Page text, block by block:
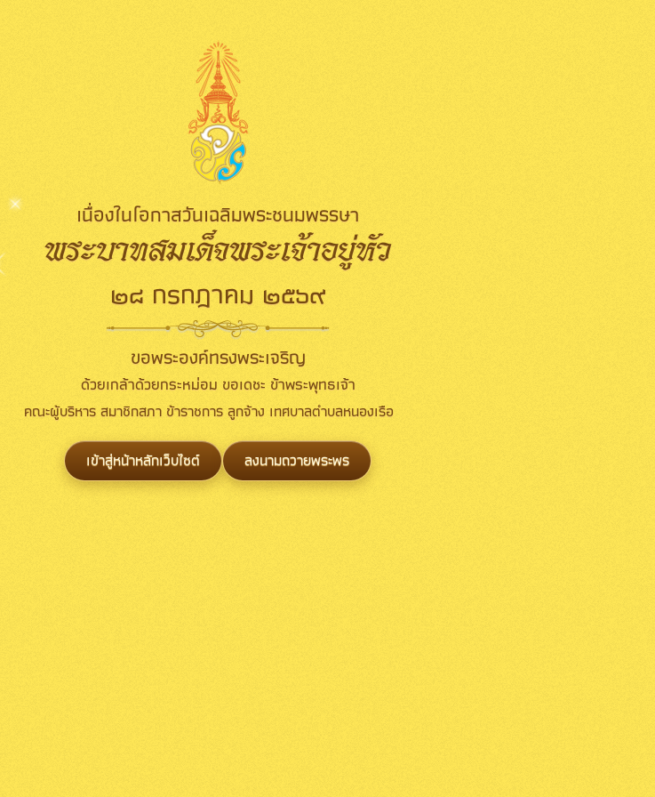
คณะผู้บริหาร สมาชิกสภา ข้าราชการ ลูกจ้าง เทศบาลตำบลหนองเรือ
เนื่องในโอกาสวันเฉลิมพระชนมพรรษา
พระบาทสมเด็จพระเจ้าอยู่หัว
๒๘ กรกฎาคม ๒๕๖๙
ขอพระองค์ทรงพระเจริญ
ด้วยเกล้าด้วยกระหม่อม ขอเดชะ ข้าพระพุทธเจ้า
เข้าสู่หน้าหลักเว็บไซต์ ลงนามถวายพระพร